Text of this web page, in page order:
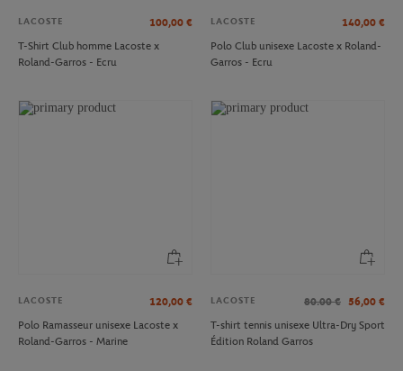
LACOSTE 100,00 €
T-Shirt Club homme Lacoste x
Roland-Garros - Ecru
LACOSTE 140,00 €
Polo Club unisexe Lacoste x Roland-
Garros - Ecru
LACOSTE 120,00 €
Polo Ramasseur unisexe Lacoste x
Roland-Garros - Marine
LACOSTE 80.00 € 56,00 €
T-shirt tennis unisexe Ultra-Dry Sport
Édition Roland Garros